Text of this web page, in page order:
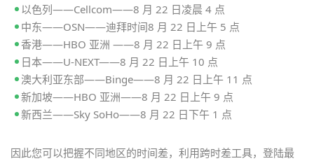
以色列——Cellcom——8 月 22 日凌晨 4 点
中东——OSN——迪拜时间8 月 22 日上午 5 点
香港——HBO 亚洲 ——8 月 22 日上午 9 点
日本——U-NEXT——8 月 22 日上午 10 点
澳大利亚东部——Binge——8 月 22 日上午 11 点
新加坡——HBO 亚洲——8 月 22 日上午 9 点
新西兰——Sky SoHo——8 月 22 日下午 1 点
因此您可以把握不同地区的时间差，利用跨时差工具，登陆最